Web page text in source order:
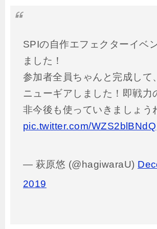
SPIの自作エフェクターイベ
ました！
参加者全員ちゃんと完成して
ニューギアしました！即戦力
非今後も使っていきましょう
pic.twitter.com/WZS2blBNdQ
— 萩原悠 (@hagiwaraU)
2019